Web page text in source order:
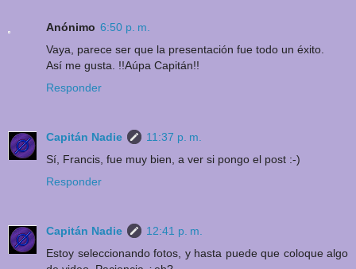
Anónimo 6:50 p. m.
Vaya, parece ser que la presentación fue todo un éxito.
Así me gusta. !!Aúpa Capitán!!
Responder
Capitán Nadie
11:37 p. m.
Sí, Francis, fue muy bien, a ver si pongo el post :-)
Responder
Capitán Nadie
12:41 p. m.
Estoy seleccionando fotos, y hasta puede que coloque algo